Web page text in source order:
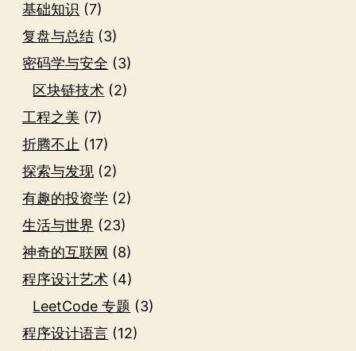
基础知识 (7)
复盘与总结 (3)
密码学与安全 (3)
区块链技术 (2)
工程之美 (7)
折腾不止 (17)
探索与发现 (2)
有趣的投资学 (2)
生活与世界 (23)
神奇的互联网 (8)
程序设计艺术 (4)
LeetCode 专题 (3)
程序设计语言 (12)